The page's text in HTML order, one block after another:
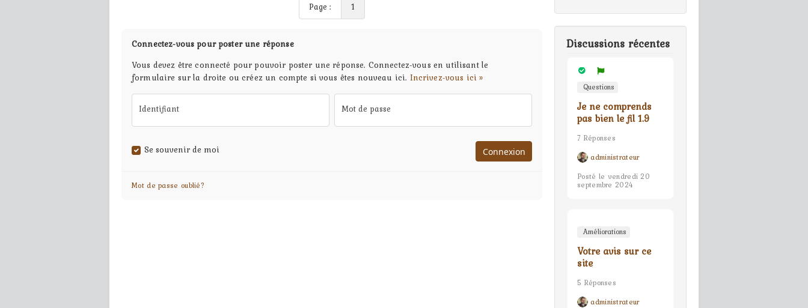
Page : 1
Connectez-vous pour poster une réponse
Vous devez être connecté pour pouvoir poster une réponse. Connectez-vous en utilisant le
formulaire sur la droite ou créez un compte si vous êtes nouveau ici. Incrivez-vous ici »
Identifiant Mot de passe
Se souvenir de moi
Mot de passe oublié?
Discussions récentes
Questions
Je ne comprends
pas bien le fil 1.9
7 Réponses
administrateur
Posté le vendredi 20
septembre 2024
Améliorations
Votre avis sur ce
site
5 Réponses
administrateur